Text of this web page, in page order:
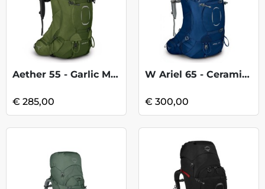
Aether 55 - Garlic Mustard Green
€ 285,00
W Ariel 65 - Ceramic Blue
€ 300,00